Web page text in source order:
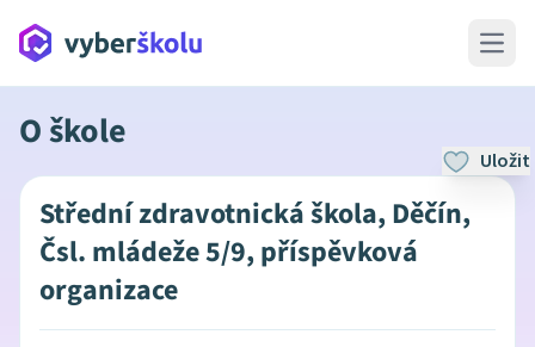
Open
O škole
Uložit
Střední zdravotnická škola, Děčín,
Čsl. mládeže 5/9, příspěvková
organizace